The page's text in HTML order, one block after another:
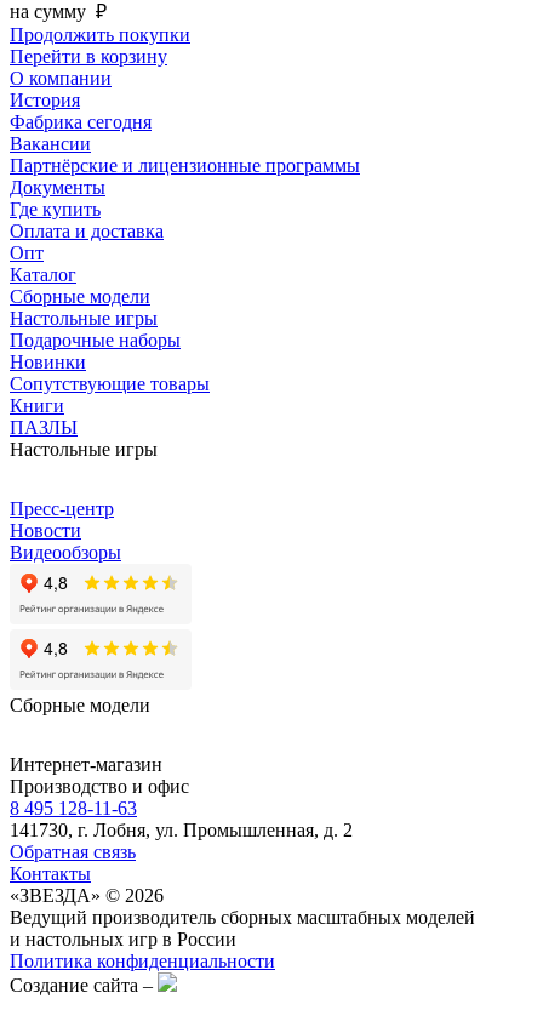
на сумму ₽
Продолжить покупки
Перейти в корзину
О компании
История
Фабрика сегодня
Вакансии
Партнёрские и лицензионные программы
Документы
Где купить
Оплата и доставка
Опт
Каталог
Сборные модели
Настольные игры
Подарочные наборы
Новинки
Сопутствующие товары
Книги
ПАЗЛЫ
Настольные игры
Пресс-центр
Новости
Видеообзоры
Сборные модели
Интернет-магазин
Производство и офис
8 495 128-11-63
141730, г. Лобня, ул. Промышленная, д. 2
Обратная связь
Контакты
«ЗВЕЗДА» © 2026
Ведущий производитель сборных масштабных моделей
и настольных игр в России
Политика конфиденциальности
Создание сайта –